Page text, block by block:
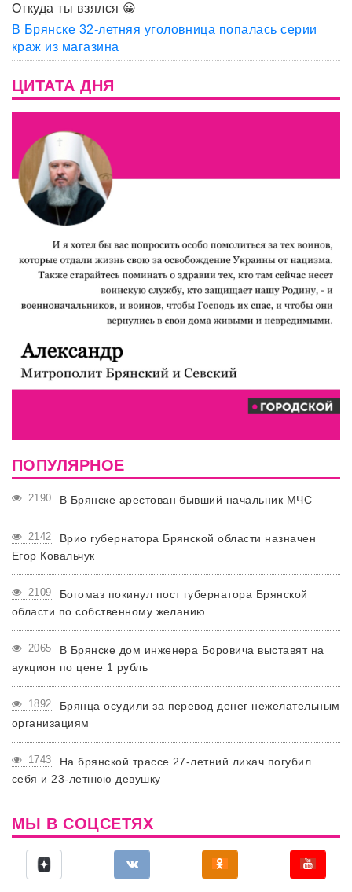
Откуда ты взялся 😀
В Брянске 32-летняя уголовница попалась серии
краж из магазина
ЦИТАТА ДНЯ
ПОПУЛЯРНОЕ
2190 В Брянске арестован бывший начальник МЧС
2142
Врио губернатора Брянской области назначен
Егор Ковальчук
2109
Богомаз покинул пост губернатора Брянской
области по собственному желанию
2065
В Брянске дом инженера Боровича выставят на
аукцион по цене 1 рубль
1892
Брянца осудили за перевод денег нежелательным
организациям
1743
На брянской трассе 27-летний лихач погубил
себя и 23-летнюю девушку
МЫ В СОЦСЕТЯХ